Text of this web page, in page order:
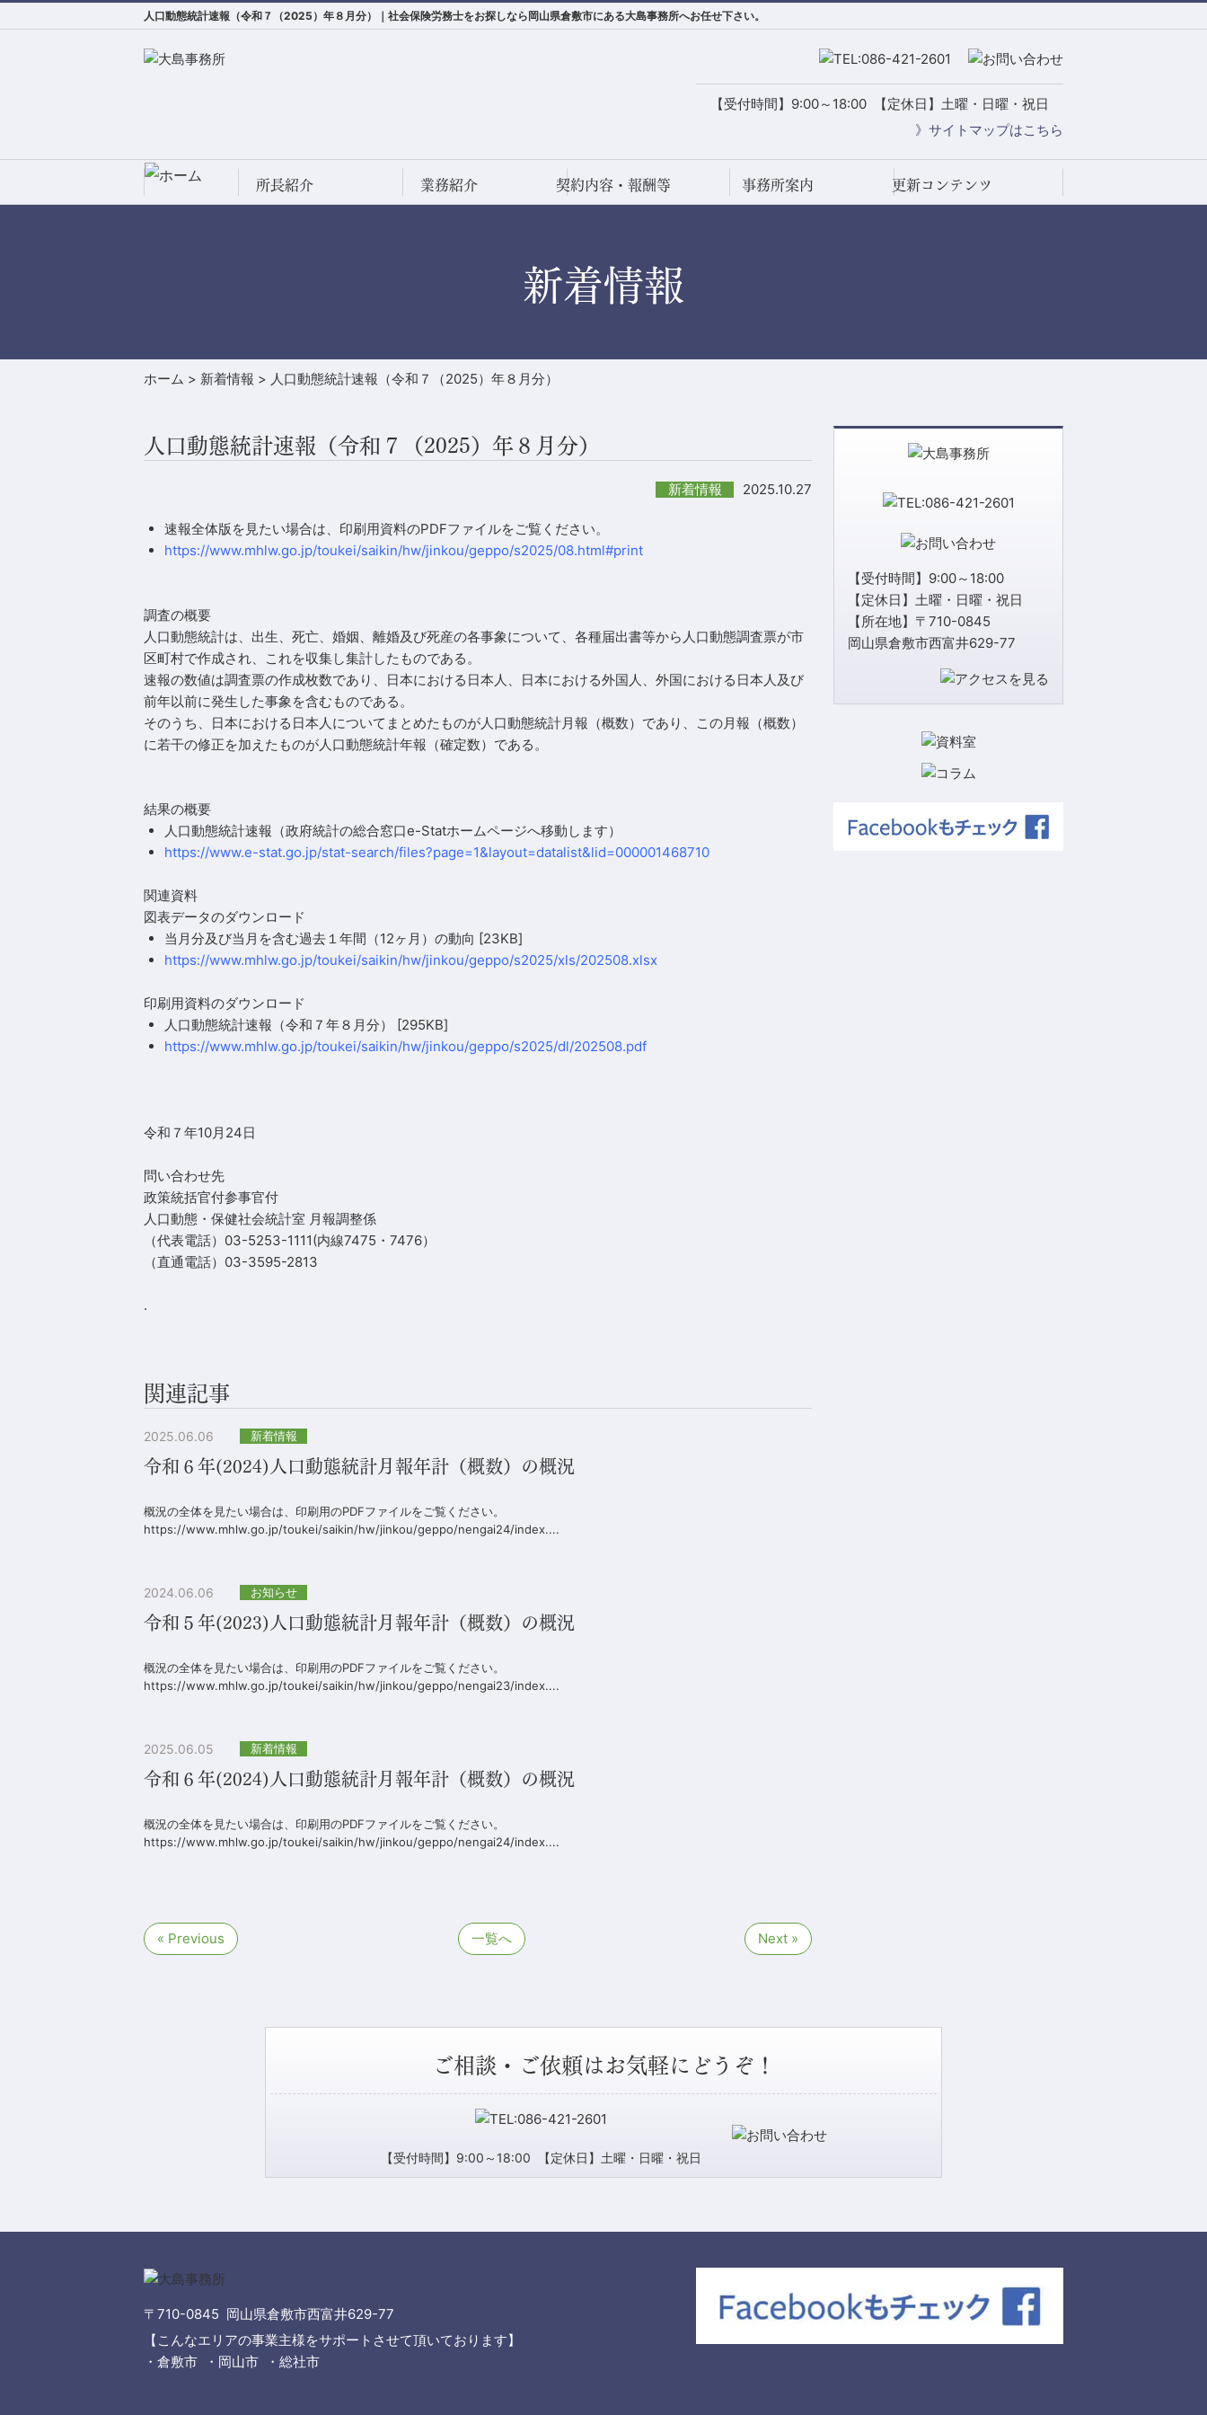
人口動態統計速報（令和７（2025）年８月分）｜社会保険労務士をお探しなら岡山県倉敷市にある大島事務所へお任せ下さい。
【受付時間】9:00～18:00
【定休日】土曜・日曜・祝日
》サイトマップはこちら
所長紹介 業務紹介 契約内容・報酬等 事務所案内 更新コンテンツ
新着情報
ホーム > 新着情報 > 人口動態統計速報（令和７（2025）年８月分）
人口動態統計速報（令和７（2025）年８月分）
新着情報 2025.10.27
速報全体版を見たい場合は、印刷用資料のPDFファイルをご覧ください。
https://www.mhlw.go.jp/toukei/saikin/hw/jinkou/geppo/s2025/08.html#print
調査の概要
人口動態統計は、出生、死亡、婚姻、離婚及び死産の各事象について、各種届出書等から人口動態調査票が市
区町村で作成され、これを収集し集計したものである。
速報の数値は調査票の作成枚数であり、日本における日本人、日本における外国人、外国における日本人及び
前年以前に発生した事象を含むものである。
そのうち、日本における日本人についてまとめたものが人口動態統計月報（概数）であり、この月報（概数）
に若干の修正を加えたものが人口動態統計年報（確定数）である。
結果の概要
人口動態統計速報 （政府統計の総合窓口e-Statホームページへ移動します）
https://www.e-stat.go.jp/stat-search/files?page=1&layout=datalist&lid=000001468710
関連資料
図表データのダウンロード
当月分及び当月を含む過去１年間（12ヶ月）の動向 [23KB]
https://www.mhlw.go.jp/toukei/saikin/hw/jinkou/geppo/s2025/xls/202508.xlsx
印刷用資料のダウンロード
人口動態統計速報（令和７年８月分）
[295KB]
https://www.mhlw.go.jp/toukei/saikin/hw/jinkou/geppo/s2025/dl/202508.pdf
令和７年10月24日
問い合わせ先
政策統括官付参事官付
人口動態・保健社会統計室 月報調整係
（代表電話）03-5253-1111(内線7475・7476）
（直通電話）03-3595-2813
.
関連記事
2025.06.06 新着情報
令和６年(2024)人口動態統計月報年計（概数）の概況
概況の全体を見たい場合は、印刷用のPDFファイルをご覧ください。
https://www.mhlw.go.jp/toukei/saikin/hw/jinkou/geppo/nengai24/index....
2024.06.06 お知らせ
令和５年(2023)人口動態統計月報年計（概数）の概況
概況の全体を見たい場合は、印刷用のPDFファイルをご覧ください。
https://www.mhlw.go.jp/toukei/saikin/hw/jinkou/geppo/nengai23/index....
2025.06.05 新着情報
令和６年(2024)人口動態統計月報年計（概数）の概況
概況の全体を見たい場合は、印刷用のPDFファイルをご覧ください。
https://www.mhlw.go.jp/toukei/saikin/hw/jinkou/geppo/nengai24/index....
« Previous 一覧へ Next »
【受付時間】9:00～18:00
【定休日】土曜・日曜・祝日
【所在地】〒710-0845
岡山県倉敷市西富井629-77
ご相談・ご依頼はお気軽にどうぞ！
【受付時間】9:00～18:00 【定休日】土曜・日曜・祝日
〒710-0845 岡山県倉敷市西富井629-77
【こんなエリアの事業主様をサポートさせて頂いております】
・倉敷市 ・岡山市 ・総社市